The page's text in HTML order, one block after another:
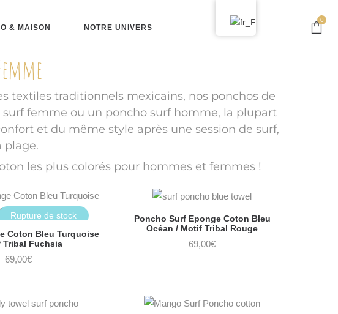
& MAISON NOTRE UNIVERS
0
textiles traditionnels mexicains, nos ponchos de
femme ou un poncho surf homme, la plupart
et du même style après une session de surf,
plage.
les plus colorés pour hommes et femmes !
Rupture de stock
Coton Bleu Turquoise
Tribal Fuchsia
69,00€
Poncho Surf Eponge Coton Bleu
Océan / Motif Tribal Rouge
69,00€